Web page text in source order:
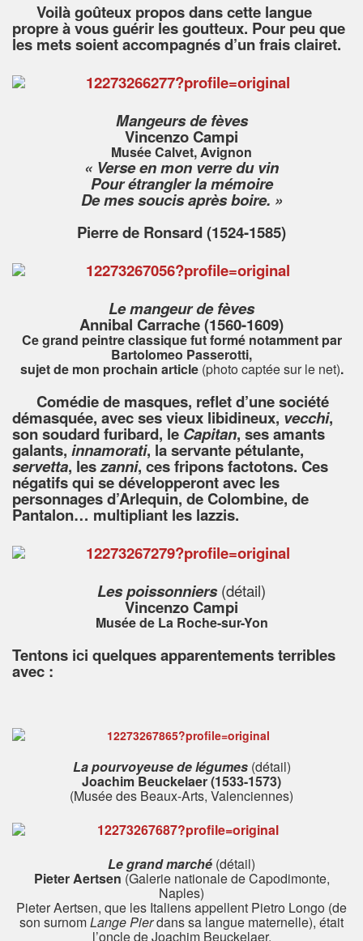
Voilà goûteux propos dans cette langue
propre à vous guérir les goutteux. Pour peu que
les mets soient accompagnés d’un frais clairet.
Mangeurs de fèves
Vincenzo Campi
Musée Calvet, Avignon
« Verse en mon verre du vin
Pour étrangler la mémoire
De mes soucis après boire. »
Pierre de Ronsard (1524-1585)
Le mangeur de fèves
Annibal Carrache (1560-1609)
Ce grand peintre classique fut formé notamment par
Bartolomeo Passerotti,
sujet de mon prochain article(photo captée sur le net).
Comédie de masques, reflet d’une société
démasquée, avec ses vieux libidineux, vecchi,
son soudard furibard, le Capitan, ses amants
galants, innamorati, la servante pétulante,
servetta, leszanni, ces fripons factotons. Ces
négatifs qui se développeront avec les
personnages d’Arlequin, de Colombine, de
Pantalon… multipliant les lazzis.
Les poissonniers(détail)
Vincenzo Campi
Musée de La Roche-sur-Yon
Tentons ici quelques apparentements terribles
avec :
La pourvoyeuse de légumes(détail)
Joachim Beuckelaer (1533-1573)
(Musée des Beaux-Arts, Valenciennes)
Le grand marché (détail)
Pieter Aertsen (Galerie nationale de Capodimonte,
Naples)
Pieter Aertsen, que les Italiens appellent Pietro Longo (de
son surnomLange Pierdans sa langue maternelle), était
l’oncle de Joachim Beuckelaer.